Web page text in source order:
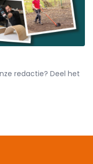
redactie? Deel het